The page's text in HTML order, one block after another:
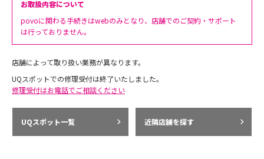
お取扱内容について
povoに関わる手続きはwebのみとなり、店舗でのご契約・サポート
は行っておりません。
店舗によって取り扱い業務が異なります。
UQスポットでの修理受付は終了いたしました。
修理受付はお電話でご相談ください
UQスポット一覧 近隣店舗を探す